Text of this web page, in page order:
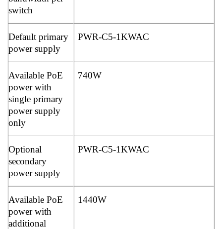
switch
Default primary
power supply
PWR-C5-1KWAC
Available PoE
power with
single primary
power supply
only
740W
Optional
secondary
power supply
PWR-C5-1KWAC
Available PoE
power with
additional
1440W